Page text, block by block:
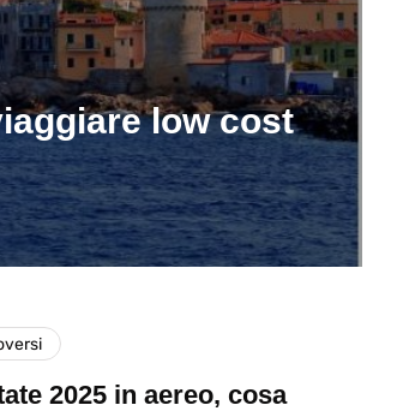
low cost
2025 in aereo, cosa